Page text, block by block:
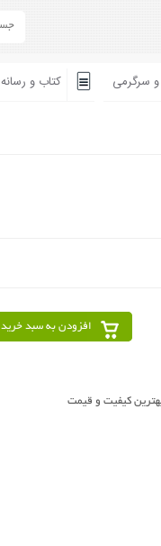
سرگرمی کتاب و رسانه
افزودن به سبد خرید
کیفیت و قیمت